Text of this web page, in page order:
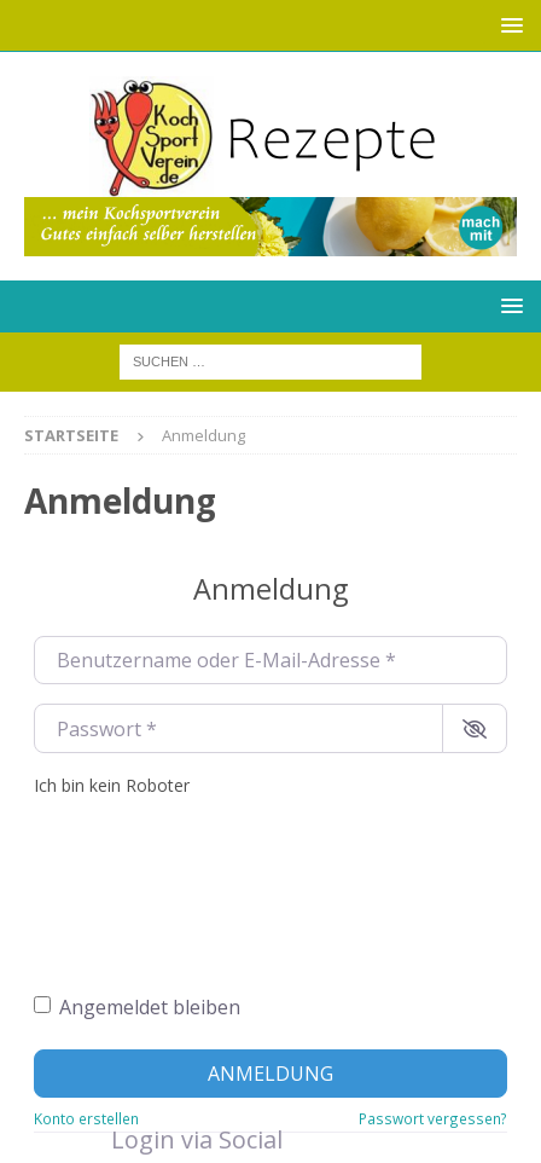
STARTSEITE Anmeldung
Anmeldung
Anmeldung
Benutzername oder E-Mail-Adresse
Passwort
Ich bin kein Roboter
Angemeldet bleiben
ANMELDUNG
Konto erstellen Passwort vergessen?
Login via Social